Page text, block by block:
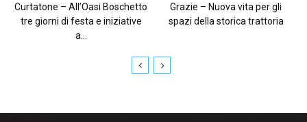
Curtatone – All’Oasi Boschetto
tre giorni di festa e iniziative
a...
Grazie – Nuova vita per gli
spazi della storica trattoria